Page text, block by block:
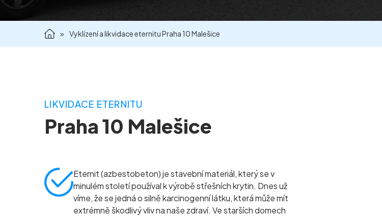
» Vyklízení a likvidace eternitu Praha 10 Malešice
LIKVIDACE ETERNITU
Praha 10 Malešice
Eternit (azbestobeton) je stavební materiál, který se v
minulém století používal k výrobě střešních krytin. Dnes už
víme, že se jedná o silně karcinogenní látku, která může mít
extrémně škodlivý vliv na naše zdraví. Ve starších domech